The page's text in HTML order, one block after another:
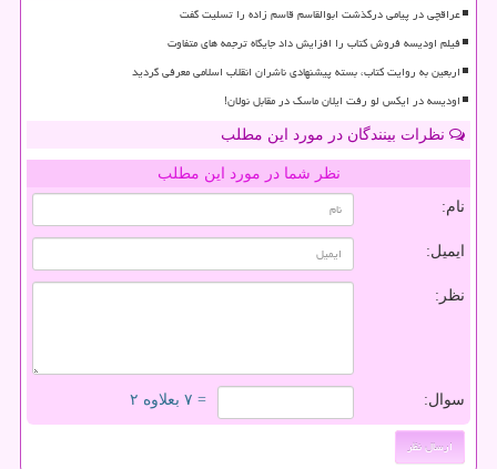
عراقچی در پیامی درگذشت ابوالقاسم قاسم زاده را تسلیت گفت
فیلم اودیسه فروش کتاب را افزایش داد جایگاه ترجمه های متفاوت
اربعین به روایت کتاب، بسته پیشنهادی ناشران انقلاب اسلامی معرفی گردید
اودیسه در ایکس لو رفت ایلان ماسک در مقابل نولان!
نظرات بینندگان در مورد این مطلب
نظر شما در مورد این مطلب
نام:
ایمیل:
نظر:
سوال: = ۷ بعلاوه ۲